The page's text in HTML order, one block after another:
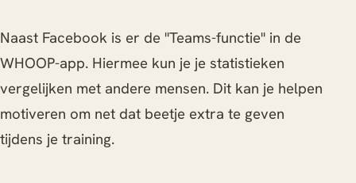
Naast Facebook is er de "Teams-functie" in de
WHOOP-app. Hiermee kun je je statistieken
vergelijken met andere mensen. Dit kan je helpen
motiveren om net dat beetje extra te geven
tijdens je training.